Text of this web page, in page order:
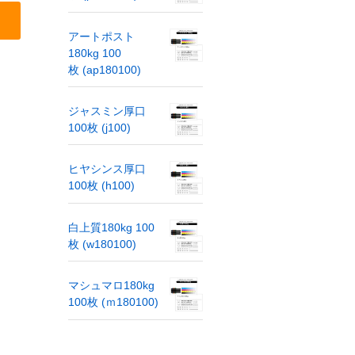
アートポスト
180kg 100
枚 (ap180100)
ジャスミン厚口
100枚 (j100)
ヒヤシンス厚口
100枚 (h100)
白上質180kg 100
枚 (w180100)
マシュマロ180kg
100枚 (ｍ180100)